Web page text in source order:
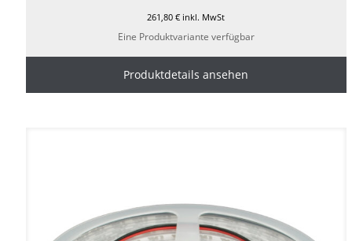
261,80€ inkl. MwSt
Eine Produktvariante verfügbar
Produktdetails ansehen